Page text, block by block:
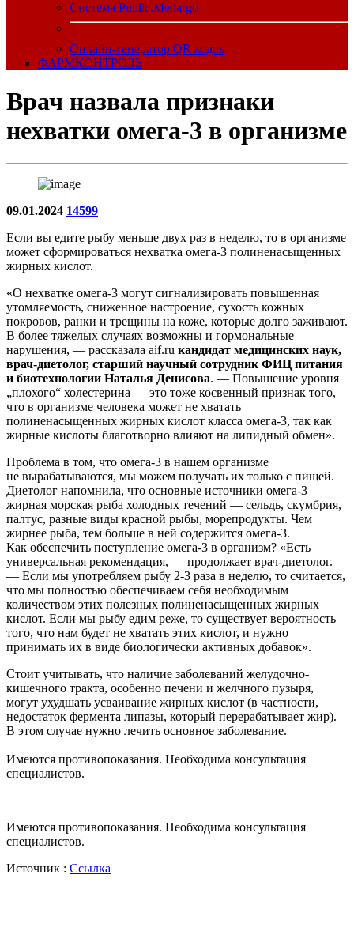
Система Public.Medargo
Онлайн-генератор QR кодов
ФАРМКОНТРОЛЬ
Врач назвала признаки
нехватки омега-3 в организме
09.01.2024 14599
Если вы едите рыбу меньше двух раз в неделю, то в организме
может сформироваться нехватка омега-3 полиненасыщенных
жирных кислот.
«О нехватке омега-3 могут сигнализировать повышенная
утомляемость, сниженное настроение, сухость кожных
покровов, ранки и трещины на коже, которые долго заживают.
В более тяжелых случаях возможны и гормональные
нарушения, — рассказала aif.ru кандидат медицинских наук,
врач-диетолог, старший научный сотрудник ФИЦ питания
и биотехнологии Наталья Денисова. — Повышение уровня
„плохого“ холестерина — это тоже косвенный признак того,
что в организме человека может не хватать
полиненасыщенных жирных кислот класса омега-3, так как
жирные кислоты благотворно влияют на липидный обмен».
Проблема в том, что омега-3 в нашем организме
не вырабатываются, мы можем получать их только с пищей.
Диетолог напомнила, что основные источники омега-3 —
жирная морская рыба холодных течений — сельдь, скумбрия,
палтус, разные виды красной рыбы, морепродукты. Чем
жирнее рыба, тем больше в ней содержится омега-3.
Как обеспечить поступление омега-3 в организм? «Есть
универсальная рекомендация, — продолжает врач-диетолог.
— Если мы употребляем рыбу 2-3 раза в неделю, то считается,
что мы полностью обеспечиваем себя необходимым
количеством этих полезных полиненасыщенных жирных
кислот. Если мы рыбу едим реже, то существует вероятность
того, что нам будет не хватать этих кислот, и нужно
принимать их в виде биологически активных добавок».
Стоит учитывать, что наличие заболеваний желудочно-
кишечного тракта, особенно печени и желчного пузыря,
могут ухудшать усваивание жирных кислот (в частности,
недостаток фермента липазы, который перерабатывает жир).
В этом случае нужно лечить основное заболевание.
Имеются противопоказания. Необходима консультация
специалистов.
Имеются противопоказания. Необходима консультация
специалистов.
Источник : Ссылка